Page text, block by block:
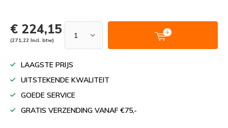
€ 224,15
(271,22 Incl. btw)
LAAGSTE PRIJS
UITSTEKENDE KWALITEIT
GOEDE SERVICE
GRATIS VERZENDING VANAF €75,-